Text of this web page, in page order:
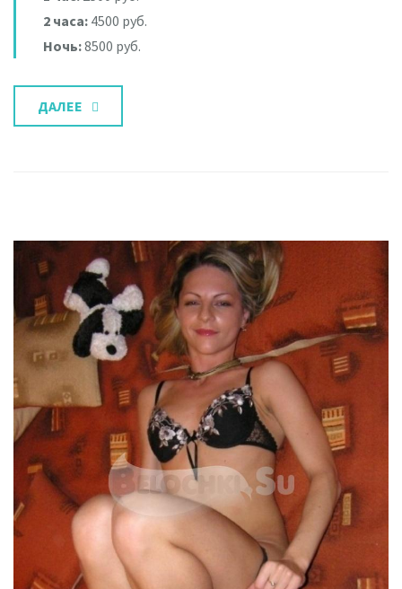
2 часа: 4500 руб.
Ночь:8500 руб.
ДАЛЕЕ